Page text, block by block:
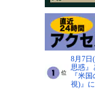
8月7日
思惑』
『米
視)』